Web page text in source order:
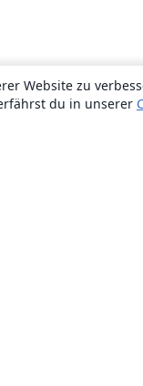
Website zu
du in unserer